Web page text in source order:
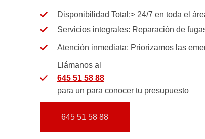
Disponibilidad Total:> 24/7 en toda el
Servicios integrales: Reparación de
Atención inmediata: Priorizamos las
Llámanos al
645 51 58 88
para un para conocer tu presupuesto
645 51 58 88